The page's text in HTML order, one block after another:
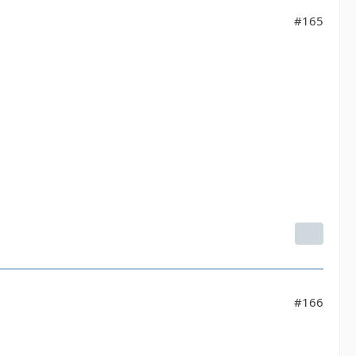
#165
#166